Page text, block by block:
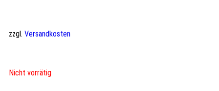
zzgl. Versandkosten
Nicht vorrätig